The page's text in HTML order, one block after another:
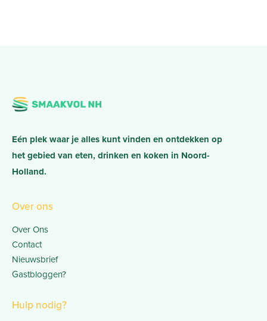
Eén plek waar je alles kunt vinden en ontdekken op
het gebied van eten, drinken en koken in Noord-
Holland.
Over ons
Over Ons
Contact
Nieuwsbrief
Gastbloggen?
Hulp nodig?